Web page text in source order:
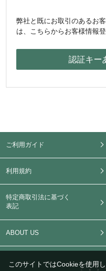
弊社と既にお取引のあるお
は、こちらからお客様情報
ご利用ガイド
利用規約
特定商取引法に基づく
表記
ABOUT US
このサイトではCookieを使用